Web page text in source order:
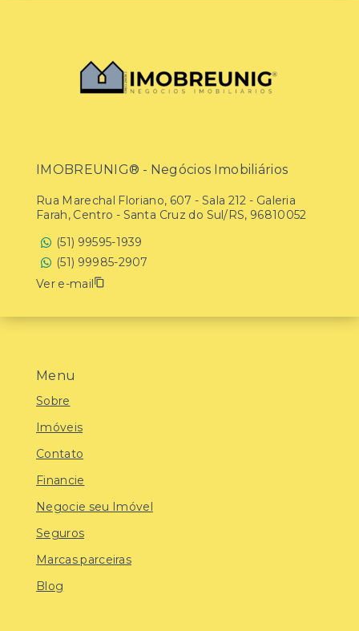
Menu
Sobre
Imóveis
Contato
Financie
Negocie seu Imóvel
Seguros
Marcas parceiras
Blog
IMOBREUNIG® - Negócios Imobiliários
Rua Marechal Floriano, 607 - Sala 212 - Galeria
Farah, Centro - Santa Cruz do Sul/RS, 96810052
(51) 99595-1939
(51) 99985-2907
Ver e-mail